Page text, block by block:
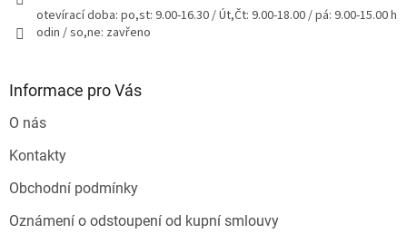
otevírací doba: po,st: 9.00-16.30 / Út,Čt: 9.00-18.00 / pá: 9.00-15.00 h
odin / so,ne: zavřeno
Informace pro Vás
O nás
Kontakty
Obchodní podmínky
Oznámení o odstoupení od kupní smlouvy